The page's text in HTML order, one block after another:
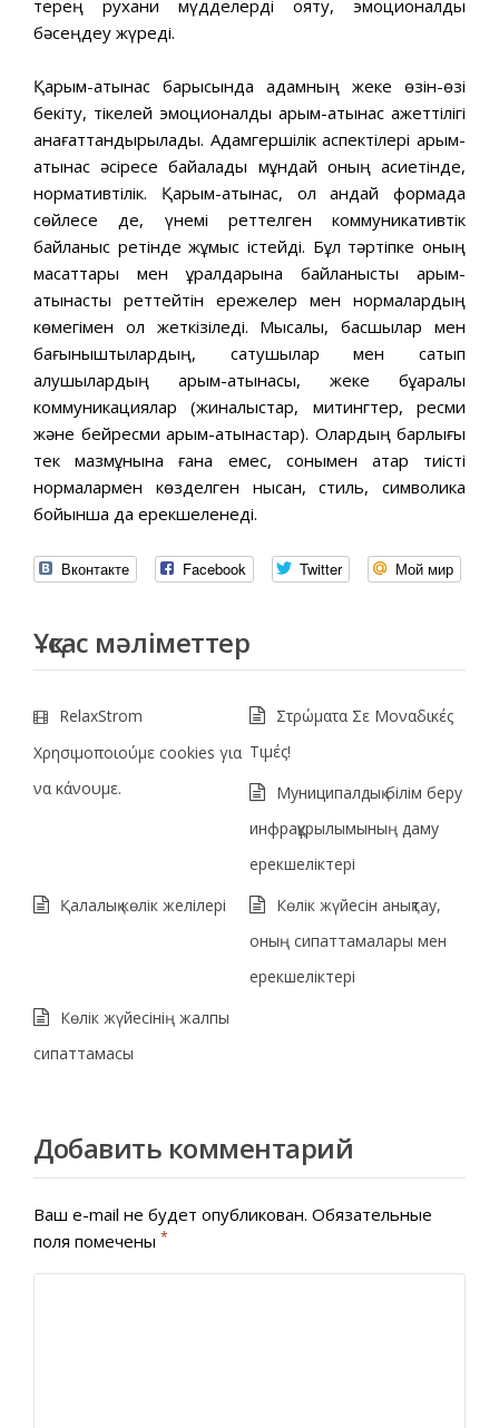
терең рухани мүдделерді ояту, эмоционалдық
бәсеңдеу жүреді.
Қарым-қатынас барысында адамның жеке өзін-өзі
бекіту, тікелей эмоционалдық қарым-қатынас қажеттілігі
қанағаттандырылады. Адамгершілік аспектілері қарым-
қатынас әсіресе байқалады мұндай оның қасиетінде,
нормативтілік. Қарым-қатынас, ол қандай формада
сөйлесе де, үнемі реттелген коммуникативтік
байланыс ретінде жұмыс істейді. Бұл тәртіпке оның
мақсаттары мен құралдарына байланысты қарым-
қатынасты реттейтін ережелер мен нормалардың
көмегімен қол жеткізіледі. Мысалы, басшылар мен
бағыныштылардың, сатушылар мен сатып
алушылардың қарым-қатынасы, жеке бұқаралық
коммуникациялар (жиналыстар, митингтер, ресми
және бейресми қарым-қатынастар). Олардың барлығы
тек мазмұнына ғана емес, сонымен қатар тиісті
нормалармен көзделген нысан, стиль, символика
бойынша да ерекшеленеді.
Вконтакте Facebook Twitter Мой мир
Ұқсас мәліметтер
RelaxStrom
Χρησιμοποιούμε cookies για
να κάνουμε.
Στρώματα Σε Μοναδικές
Τιμές!
Муниципалдық білім беру
инфрақұрылымының даму
ерекшеліктері
Қалалық көлік желілері
Көлік жүйесін анықтау,
оның сипаттамалары мен
ерекшеліктері
Көлік жүйесінің жалпы
сипаттамасы
Добавить комментарий
Ваш e-mail не будет опубликован. Обязательные
поля помечены *